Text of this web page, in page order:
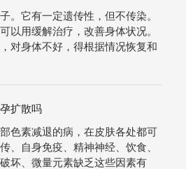
。它有一定遗传性，但不传染。
以用缓解治疗，改善身体状况。
对身体不好，得根据情况恢复和
扩散吗
色素减退的病，在皮肤各处都可
、自身免疫、精神神经、饮食、
坏、微量元素缺乏这些因素有